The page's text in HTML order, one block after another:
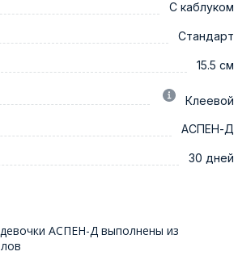
С каблуком
Стандарт
15.5 см
Клеевой
АСПЕН-Д
30 дней
АСПЕН-Д выполнены из